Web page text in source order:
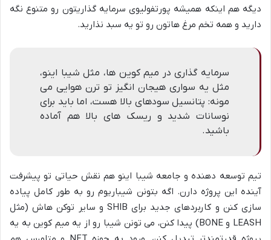
دیگه هم اینکه همیشه پورتفولیوی سرمایه گذاریتون رو متنوع نگه
دارید و همه تخم مرغ هاتون رو تو یه سبد نذارید.
سرمایه گذاری در میم کوین ها، مثل شیبا اینو،
مثل یه سواری هیجان انگیز تو ترن هوایی می
مونه: پتانسیل سودهای بالا هست، اما باید برای
نوسانات شدید و ریسک های بالا هم آماده
باشید.
تیم توسعه دهنده و جامعه شیبا اینو هم نقش حیاتی تو پیشرفت
آینده این پروژه دارن. اگه بتونن شیباریوم رو به طور کامل پیاده
سازی کنن و کاربردهای جدید برای SHIB و سایر توکن هاش (مثل
LEASH و BONE) پیدا کنن، می تونن شیبا رو از یه میم کوین به یه